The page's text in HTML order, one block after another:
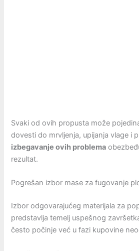
Svaki od ovih propusta može
dovesti do mrvljenja, upijanja vlage i
izbegavanje ovih problema
rezultat.
Pogrešan izbor mase za fugovanje
Izbor odgovarajućeg materijala za
predstavlja temelj uspešnog
često počinje već u fazi kupovine